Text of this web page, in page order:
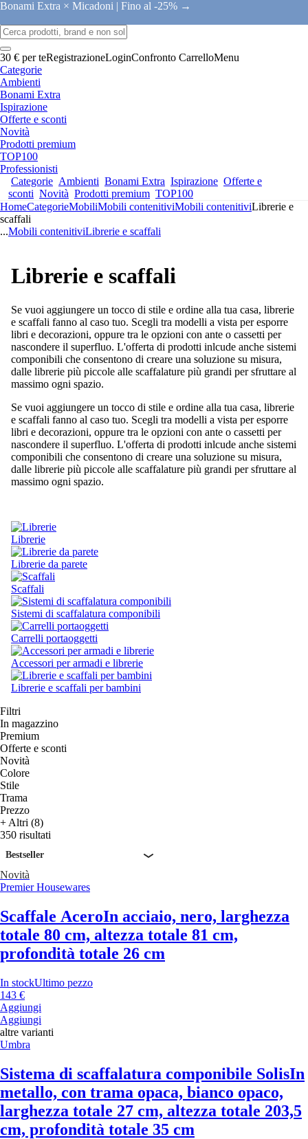
Bonami Extra × Micadoni | Fino al -25% →
30 € per teRegistrazioneLoginConfronto CarrelloMenu
Categorie
Ambienti
Bonami Extra
Ispirazione
Offerte e sconti
Novità
Prodotti premium
TOP100
Professionisti
Categorie Ambienti Bonami Extra Ispirazione Offerte e
sconti Novità Prodotti premium TOP100
HomeCategorieMobiliMobili contenitiviMobili contenitiviLibrerie e
scaffali
...Mobili contenitiviLibrerie e scaffali
Librerie e scaffali
Se vuoi aggiungere un tocco di stile e ordine alla tua casa, librerie
e scaffali fanno al caso tuo. Scegli tra modelli a vista per esporre
libri e decorazioni, oppure tra le opzioni con ante o cassetti per
nascondere il superfluo. L'offerta di prodotti inlcude anche sistemi
componibili che consentono di creare una soluzione su misura,
dalle librerie più piccole alle scaffalature più grandi per sfruttare al
massimo ogni spazio.
Se vuoi aggiungere un tocco di stile e ordine alla tua casa, librerie
e scaffali fanno al caso tuo. Scegli tra modelli a vista per esporre
libri e decorazioni, oppure tra le opzioni con ante o cassetti per
nascondere il superfluo. L'offerta di prodotti inlcude anche sistemi
componibili che consentono di creare una soluzione su misura,
dalle librerie più piccole alle scaffalature più grandi per sfruttare al
massimo ogni spazio.
Librerie
Librerie da parete
Scaffali
Sistemi di scaffalatura componibili
Carrelli portaoggetti
Accessori per armadi e librerie
Librerie e scaffali per bambini
Filtri
In magazzino
Premium
Offerte e sconti
Novità
Colore
Stile
Trama
Prezzo
+ Altri (8)
350 risultati
Bestseller
Novità
Premier Housewares
Scaffale AceroIn acciaio, nero, larghezza
totale 80 cm, altezza totale 81 cm,
profondità totale 26 cm
In stockUltimo pezzo
143 €
Aggiungi
Aggiungi
altre varianti
Umbra
Sistema di scaffalatura componibile SolisIn
metallo, con trama opaca, bianco opaco,
larghezza totale 27 cm, altezza totale 203,5
cm, profondità totale 35 cm